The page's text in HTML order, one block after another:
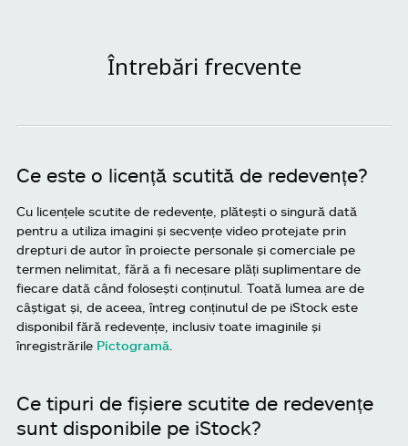
Întrebări frecvente
Ce este o licență scutită de redevențe?
Cu licențele scutite de redevențe, plătești o singură dată
pentru a utiliza imagini și secvențe video protejate prin
drepturi de autor în proiecte personale și comerciale pe
termen nelimitat, fără a fi necesare plăți suplimentare de
fiecare dată când folosești conținutul. Toată lumea are de
câștigat și, de aceea, întreg conținutul de pe iStock este
disponibil fără redevențe, inclusiv toate imaginile și
înregistrările Pictogramă
Ce tipuri de fișiere scutite de redevențe
sunt disponibile pe iStock?